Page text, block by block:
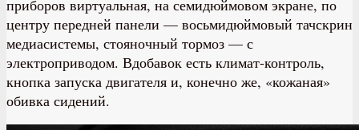
приборов виртуальная, на семидюймовом экране, по
центру передней панели — восьмидюймовый тачскрин
медиасистемы, стояночный тормоз — с
электроприводом. Вдобавок есть климат-контроль,
кнопка запуска двигателя и, конечно же, «кожаная»
обивка сидений.